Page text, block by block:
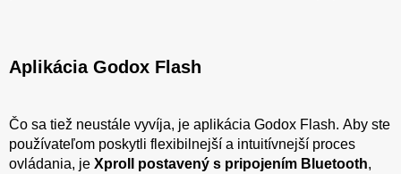
Aplikácia Godox Flash
Čo sa tiež neustále vyvíja, je aplikácia Godox Flash. Aby ste
používateľom poskytli flexibilnejší a intuitívnejší proces
ovládania, je XproII postavený s pripojením Bluetooth,